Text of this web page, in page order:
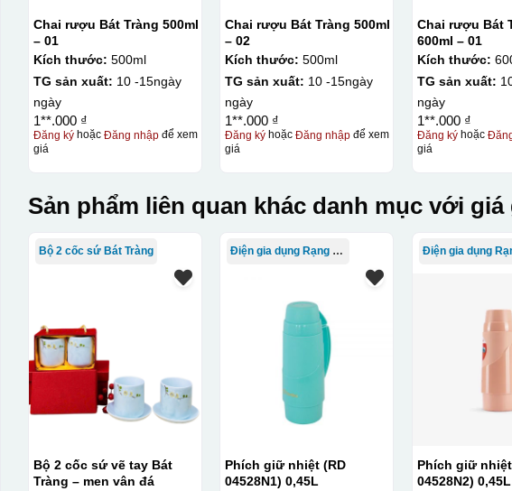
Chai rượu Bát Tràng 500ml
– 01
Kích thước: 500ml
TG sản xuất: 10 -15ngày
ngày
1**.000 ₫
Đăng kýhoặc Đăng nhậpđể xem
giá
Chai rượu Bát Tràng 500ml
– 02
Kích thước: 500ml
TG sản xuất: 10 -15ngày
ngày
1**.000 ₫
Đăng ký hoặcĐăng nhập để xem
giá
Chai rượu Bát
600ml – 01
Kích thước:
TG sản xuất:
ngày
1**.000 ₫
Đăng kýhoặc
giá
Sản phẩm liên quan khác danh mục với giá
Bộ 2 cốc sứ Bát Tràng
Bộ 2 cốc sứ vẽ tay Bát
Tràng – men vân đá
Điện gia dụng Rạng Đông
Phích giữ nhiệt (RD
04528N1) 0,45L
Phích giữ nhiệt
04528N2) 0,45L